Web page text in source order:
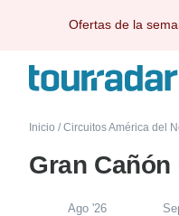
Ofertas de la
Inicio / Circuitos América del
Gran
Ago '26